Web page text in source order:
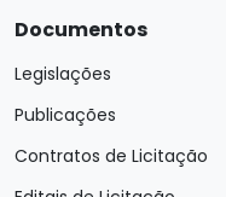
Documentos
Legislações
Publicações
Contratos de Licitação